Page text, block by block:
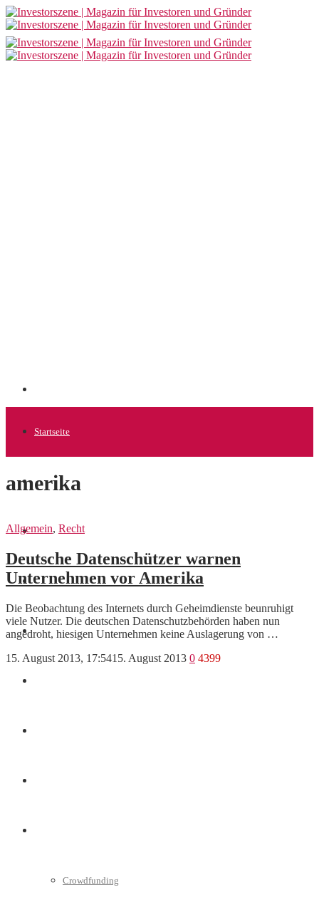
Startseite
Allgemein
Startups
News
Finanzen
Crowdfunding
amerika
Allgemein, Recht
Deutsche Datenschützer warnen
Unternehmen vor Amerika
Die Beobachtung des Internets durch Geheimdienste beunruhigt
viele Nutzer. Die deutschen Datenschutzbehörden haben nun
angedroht, hiesigen Unternehmen keine Auslagerung von …
15. August 2013, 17:5415. August 2013 0 4399